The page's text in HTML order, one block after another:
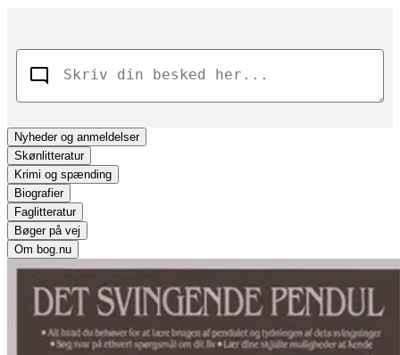
Nyhederog anmeldelser
Skønlitteratur
Krimi og spænding
Biografier
Faglitteratur
Bøger på vej
Om bog.nu